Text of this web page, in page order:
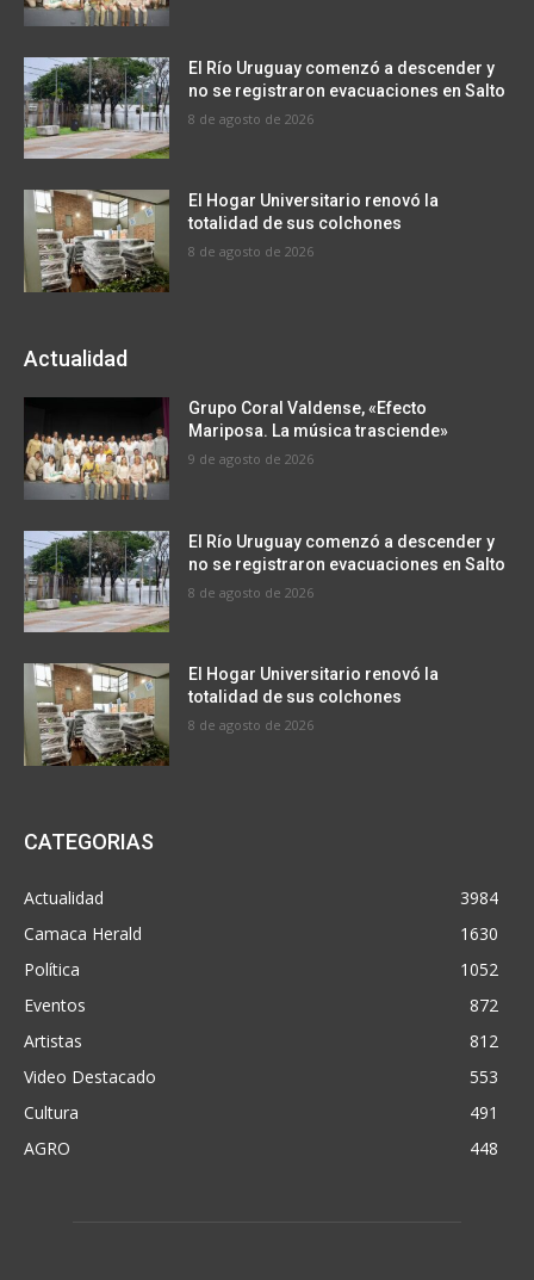
El Río Uruguay comenzó a descender y
no se registraron evacuaciones en Salto
8 de agosto de 2026
El Hogar Universitario renovó la
totalidad de sus colchones
8 de agosto de 2026
Actualidad
Grupo Coral Valdense, «Efecto
Mariposa. La música trasciende»
9 de agosto de 2026
El Río Uruguay comenzó a descender y
no se registraron evacuaciones en Salto
8 de agosto de 2026
El Hogar Universitario renovó la
totalidad de sus colchones
8 de agosto de 2026
CATEGORIAS
Actualidad
3984
Camaca Herald
1630
Política
1052
Eventos
872
Artistas
812
Video Destacado
553
Cultura
491
AGRO
448